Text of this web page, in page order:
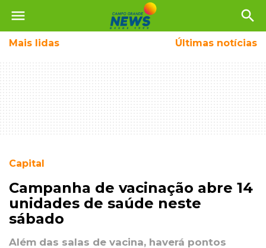
menu search
Mais lidas Últimas notícias
Capital
Campanha de vacinação abre 14
unidades de saúde neste
sábado
Além das salas de vacina, haverá pontos